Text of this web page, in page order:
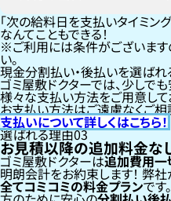
「次の給料日を支払いタイミング
なんてこともできる！
ご利用には条件がございま
い。
現金分割払い・後払いを選ばれ
ゴミ屋敷ドクターでは、少しで
様々な支払い方法をご用意して
お支払い方法はご遠慮なくご相
支払いについて詳しくはこちら！
選ばれる理由03
お見積以降の追加料金な
ゴミ屋敷ドクターは追加費用一
明朗会計をお約束します！弊社
全てコミコミの料金プランです。